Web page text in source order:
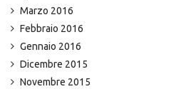
Marzo 2016
Febbraio 2016
Gennaio 2016
Dicembre 2015
Novembre 2015